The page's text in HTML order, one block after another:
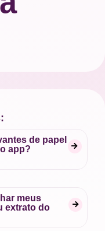
de papel
app?
meus
extrato do